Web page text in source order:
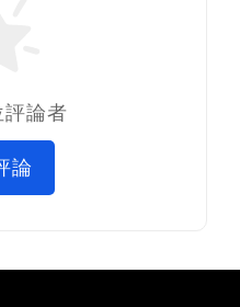
評論者
論